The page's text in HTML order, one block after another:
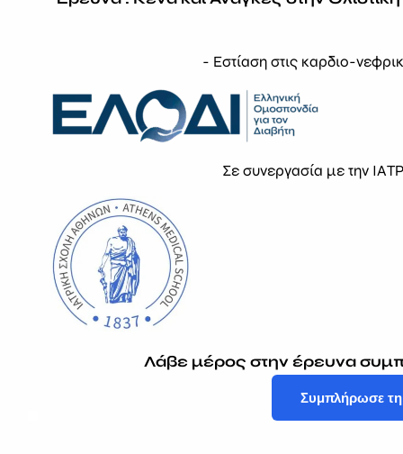
Εγγραφείτε Στο Newsletter Μας
Δηλώνω ότι έχω διαβάσει και αποδέχομαι
(Κατόπιν
τηλεφωνικού
- Εστίαση στις καρδιο-
Σε συνεργασία με την
Λάβε μέρος στην έρευνα
Συμπλήρωσε